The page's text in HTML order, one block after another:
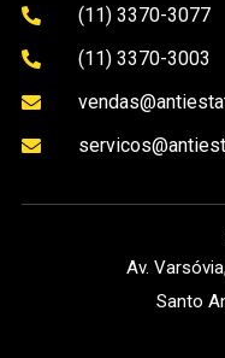
 (11) 3370-3077
 (11) 3370-3003


Av.
Santo